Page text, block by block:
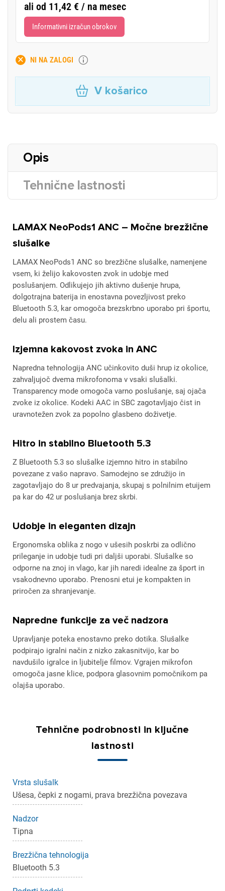
ali od 11,42 € / na mesec
Informativni izračun obrokov
NI NA ZALOGI
V košarico
Opis
Tehnične lastnosti
LAMAX NeoPods1 ANC – Močne brezžične
slušalke
LAMAX NeoPods1 ANC so brezžične slušalke, namenjene
vsem, ki želijo kakovosten zvok in udobje med
poslušanjem. Odlikujejo jih aktivno dušenje hrupa,
dolgotrajna baterija in enostavna povezljivost preko
Bluetooth 5.3, kar omogoča brezskrbno uporabo pri športu,
delu ali prostem času.
Izjemna kakovost zvoka in ANC
Napredna tehnologija ANC učinkovito duši hrup iz okolice,
zahvaljujoč dvema mikrofonoma v vsaki slušalki.
Transparency mode omogoča varno poslušanje, saj ojača
zvoke iz okolice. Kodeki AAC in SBC zagotavljajo čist in
uravnotežen zvok za popolno glasbeno doživetje.
Hitro in stabilno Bluetooth 5.3
Z Bluetooth 5.3 so slušalke izjemno hitro in stabilno
povezane z vašo napravo. Samodejno se združijo in
zagotavljajo do 8 ur predvajanja, skupaj s polnilnim etuijem
pa kar do 42 ur poslušanja brez skrbi.
Udobje in eleganten dizajn
Ergonomska oblika z nogo v ušesih poskrbi za odlično
prileganje in udobje tudi pri daljši uporabi. Slušalke so
odporne na znoj in vlago, kar jih naredi idealne za šport in
vsakodnevno uporabo. Prenosni etui je kompakten in
priročen za shranjevanje.
Napredne funkcije za več nadzora
Upravljanje poteka enostavno preko dotika. Slušalke
podpirajo igralni način z nizko zakasnitvijo, kar bo
navdušilo igralce in ljubitelje filmov. Vgrajen mikrofon
omogoča jasne klice, podpora glasovnim pomočnikom pa
olajša uporabo.
Tehnične podrobnosti in ključne
lastnosti
Vrsta slušalk
Ušesa, čepki z nogami, prava brezžična povezava
Nadzor
Tipna
Brezžična tehnologija
Bluetooth 5.3